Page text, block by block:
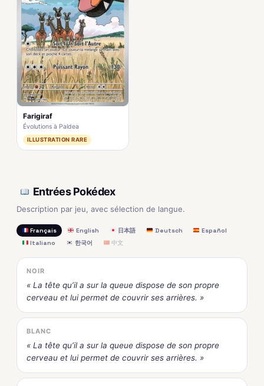
Farigiraf
Évolutions à Paldea
ILLUSTRATION RARE
Entrées Pokédex
Description par jeu, avec sélection de langue.
Français English 日本語 Deutsch
Español
Italiano
한국어 中文
NOIR
« La tête qu’il a sur la queue dispose de son propre
cerveau et lui permet de couvrir ses arrières. »
BLANC
« La tête qu’il a sur la queue dispose de son propre
cerveau et lui permet de couvrir ses arrières. »